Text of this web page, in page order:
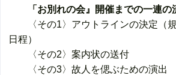
「お別れの会』開催までの一連の
〈その1〉アウトラインの決定（規
日程）
〈その2〉案内状の送付
〈その3〉故人を偲ぶための演出